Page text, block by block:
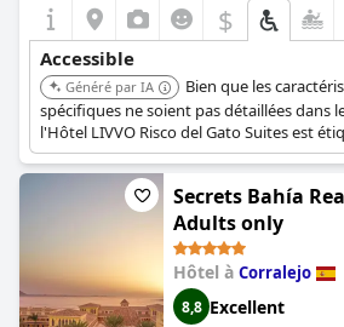
$
Accessible
Généré par IA
Bien que les
spécifiques ne soient pas détaillées dans
l'Hôtel LIVVO Risco del Gato Suites est
accessible dans la liste des hôtels,
installations pour les clients ayant des
Secrets Bahía
Adults only
Hôtel à Corralejo
8,8 Excellent